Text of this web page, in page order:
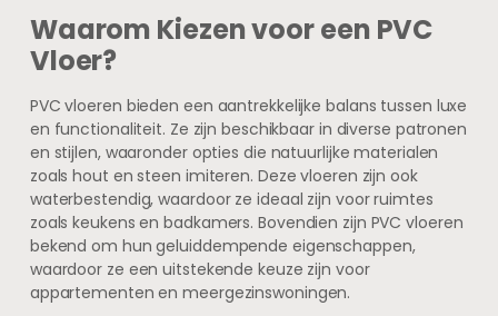
Waarom Kiezen voor een PVC
Vloer?
PVC vloeren bieden een aantrekkelijke balans tussen luxe
en functionaliteit. Ze zijn beschikbaar in diverse patronen
en stijlen, waaronder opties die natuurlijke materialen
zoals hout en steen imiteren. Deze vloeren zijn ook
waterbestendig, waardoor ze ideaal zijn voor ruimtes
zoals keukens en badkamers. Bovendien zijn PVC vloeren
bekend om hun geluiddempende eigenschappen,
waardoor ze een uitstekende keuze zijn voor
appartementen en meergezinswoningen.